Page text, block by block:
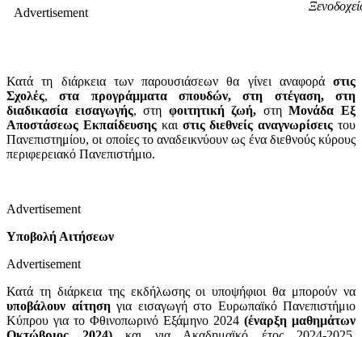
Advertisement
Κατά τη διάρκεια των παρουσιάσεων θα γίνει αναφορά στις
Σχολές,στα προγράμματα σπουδών, στη στέγαση, στη
διαδικασία εισαγωγής,στη φοιτητική ζωή, στηΜονάδα Εξ
Αποστάσεως Εκπαίδευσηςκαι στις διεθνείς αναγνωρίσειςτου
Πανεπιστημίου, οι οποίες το αναδεικνύουν ως ένα διεθνούς κύρους
περιφερειακό Πανεπιστήμιο.
Advertisement
Υποβολή Αιτήσεων
Advertisement
Κατά τη διάρκεια της εκδήλωσης οι υποψήφιοι θα μπορούν να
υποβάλουν αίτησηγια εισαγωγή στο Ευρωπαϊκό Πανεπιστήμιο
Κύπρου για το Φθινοπωρινό Εξάμηνο 2024 (έναρξη μαθημάτων